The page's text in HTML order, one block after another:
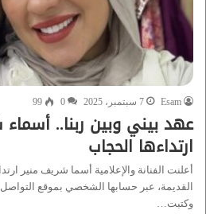
Esam 7 سبتمبر، 2025 0
99
عهد بيني وبين ربنا..
ارتداءها الحجاب
أعلنت الفنانة والإعلامية أسما شريف منير
القديمة، عبر حسابها الشخصي بموقع التواصل
وكتبت…